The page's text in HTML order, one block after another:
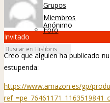
Grupos
Miembros
Foro
Anónimo
Invitado
Creo que alguien ha publicado
estupenda:
https://www.amazon.es/gp/